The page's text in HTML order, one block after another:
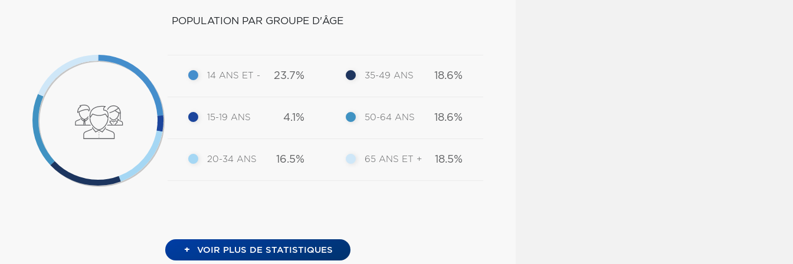
POPULATION PAR GROUPE D'ÂGE
14 ANS ET - 23.7%
15-19 ANS 4.1%
20-34 ANS 16.5%
35-49 ANS 18.6%
50-64 ANS 18.6%
65 ANS ET + 18.5%
+ VOIR PLUS DE STATISTIQUES